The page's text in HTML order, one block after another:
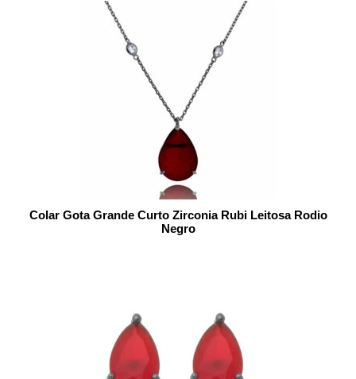
Colar Gota Grande Curto Zirconia Rubi Leitosa Rodio
Negro